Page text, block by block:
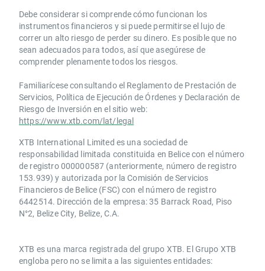
Debe considerar si comprende cómo funcionan los
instrumentos financieros y si puede permitirse el lujo de
correr un alto riesgo de perder su dinero. Es posible que no
sean adecuados para todos, así que asegúrese de
comprender plenamente todos los riesgos.
Familiarícese consultando el Reglamento de Prestación de
Servicios, Política de Ejecución de Órdenes y Declaración de
Riesgo de Inversión en el sitio web:
https://www.xtb.com/lat/legal
XTB International Limited es una sociedad de
responsabilidad limitada constituida en Belice con el número
de registro 000000587 (anteriormente, número de registro
153.939) y autorizada por la Comisión de Servicios
Financieros de Belice (FSC) con el número de registro
6442514. Dirección de la empresa: 35 Barrack Road, Piso
N°2, Belize City, Belize, C.A.
​​XTB es una marca registrada del grupo XTB. El Grupo XTB
engloba pero no se limita a las siguientes entidades: